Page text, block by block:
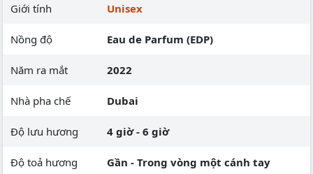
Giới tính Unisex
Nồng độ Eau de Parfum (EDP)
Năm ra mắt 2022
Nhà pha chế Dubai
Độ lưu hương 4 giờ - 6 giờ
Độ toả hương Gần - Trong vòng một cánh tay